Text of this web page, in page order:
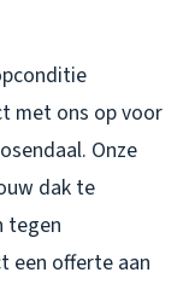
met ons op voor
Onze
dak te
tegen
een offerte aan